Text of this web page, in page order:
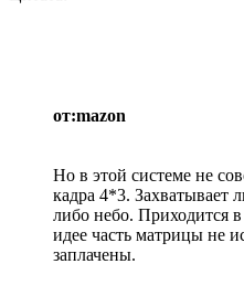
от:mazon
Но в этой системе не
кадра 4*3. Захватывает
либо небо. Приходится в
идее часть матрицы не
заплачены.